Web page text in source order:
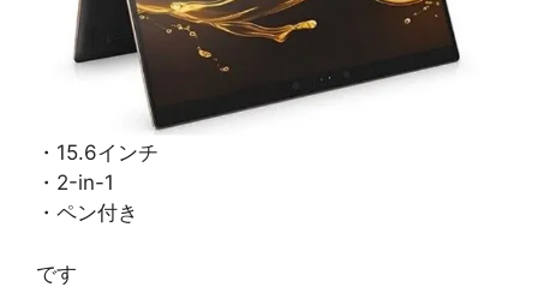
・15.6インチ
・2-in-1
・ペン付き
です